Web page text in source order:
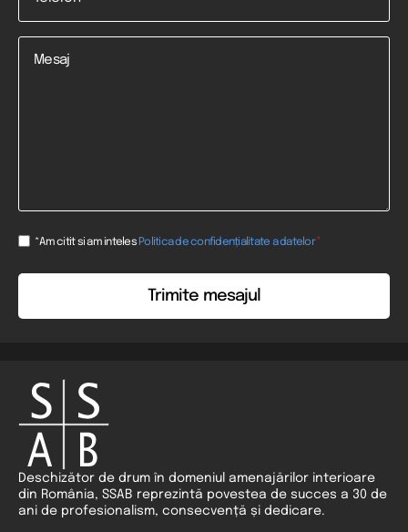
Mesaj
Consent
*Am citit si am inteles Politica de confidențialitate a datelor*
Deschizător de drum în domeniul amenajărilor interioare
din România, SSAB reprezintă povestea de succes a 30 de
ani de profesionalism, consecvență și dedicare.